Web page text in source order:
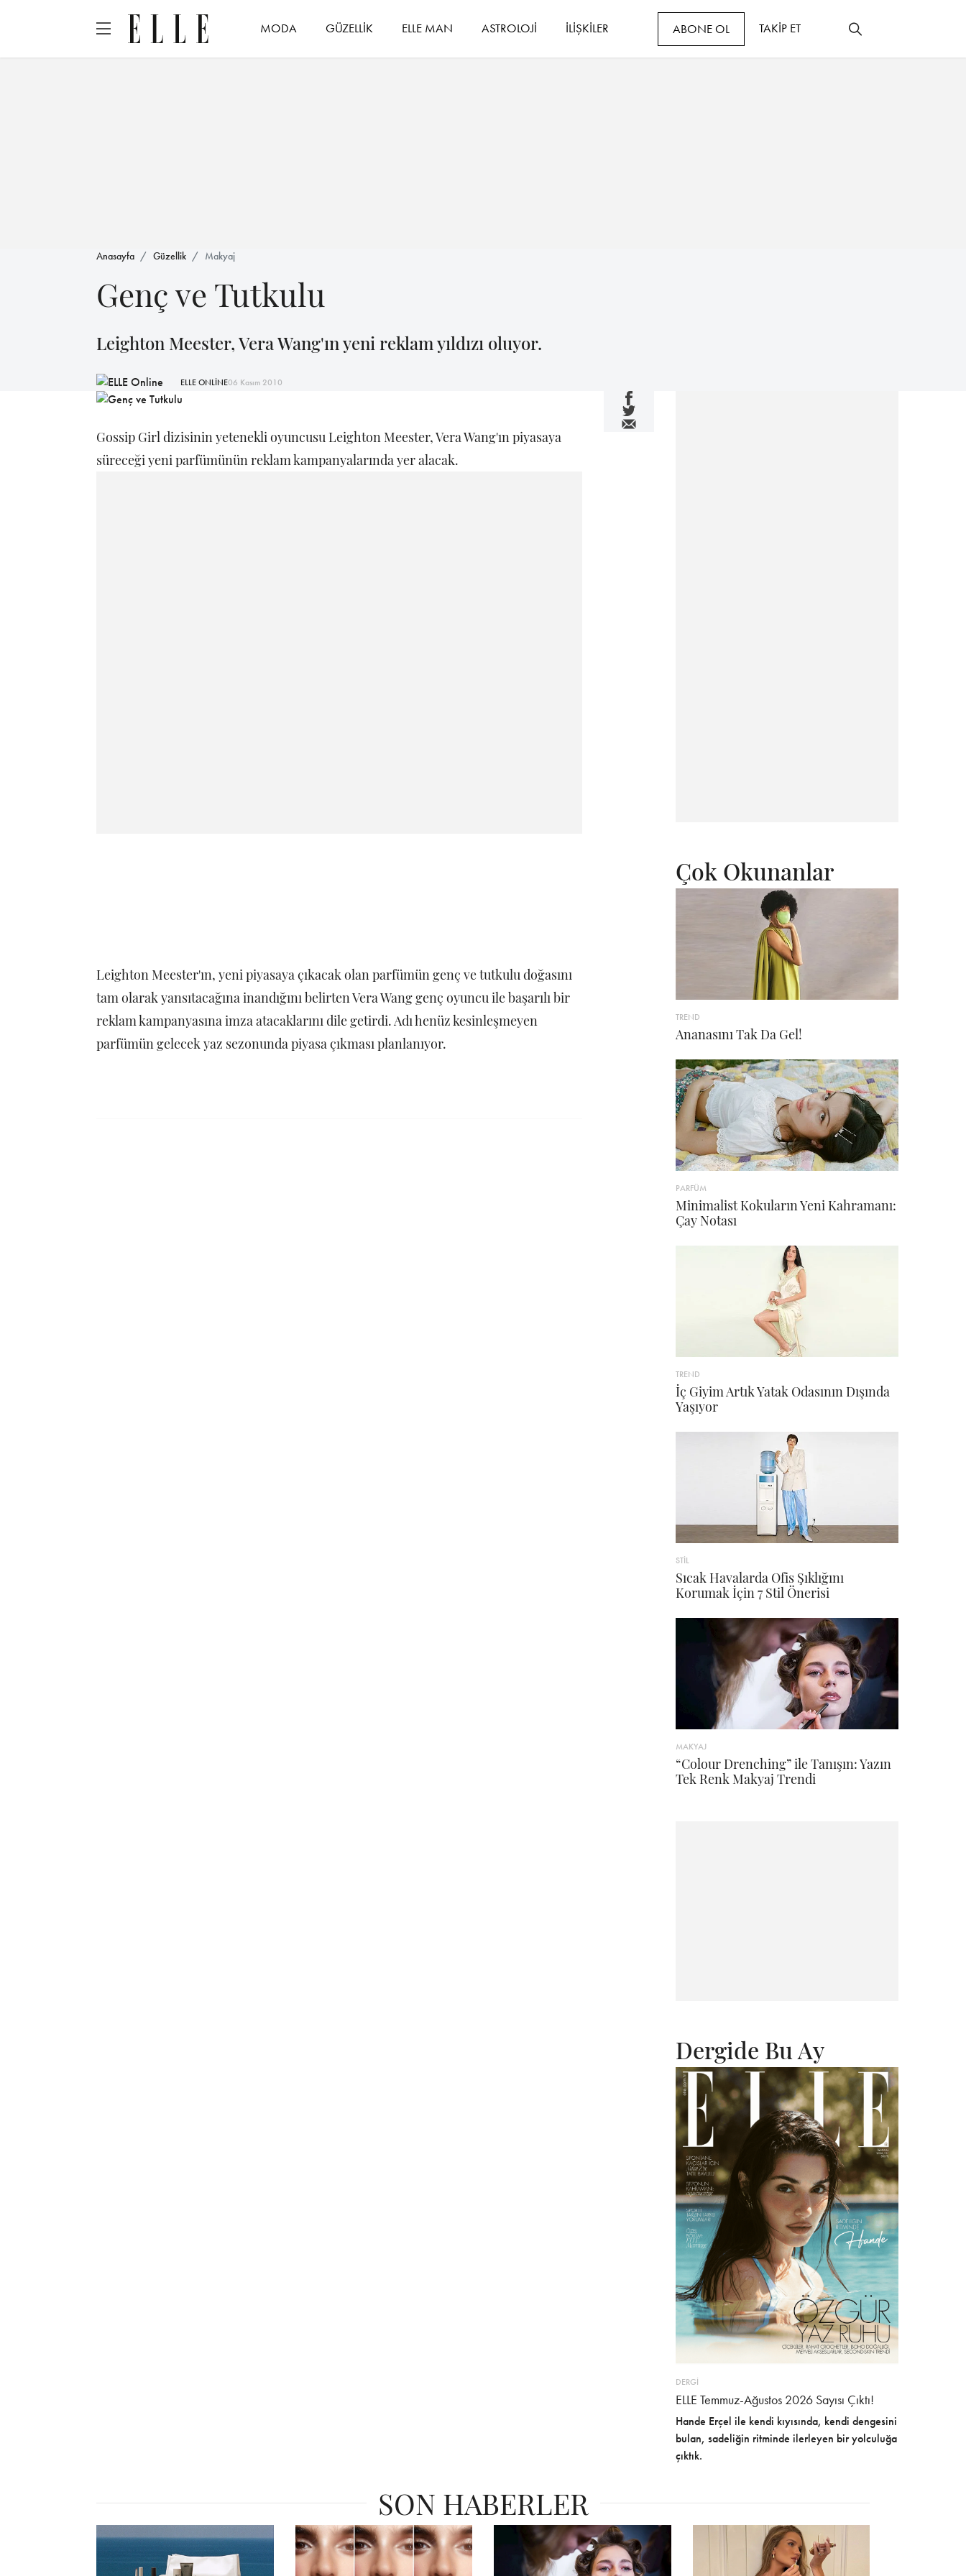
MODA GÜZELLİK ELLE MAN ASTROLOJİ İLİŞKİLER ABONE OL TAKİP ET
Anasayfa Güzellik Makyaj
Genç ve Tutkulu
Leighton Meester, Vera Wang'ın yeni reklam yıldızı oluyor.
ELLE ONLİNE06 Kasım 2010
Gossip Girl dizisinin yetenekli oyuncusu Leighton Meester, Vera Wang'ın piyasaya
süreceği yeni parfümünün reklam kampanyalarında yer alacak.
Leighton Meester'ın, yeni piyasaya çıkacak olan parfümün genç ve tutkulu doğasını
tam olarak yansıtacağına inandığını belirten Vera Wang genç oyuncu ile başarılı bir
reklam kampanyasına imza atacaklarını dile getirdi. Adı henüz kesinleşmeyen
parfümün gelecek yaz sezonunda piyasa çıkması planlanıyor.
Çok Okunanlar
TREND
Ananasını Tak Da Gel!
PARFÜM
Minimalist Kokuların Yeni Kahramanı:
Çay Notası
TREND
İç Giyim Artık Yatak Odasının Dışında
Yaşıyor
STİL
Sıcak Havalarda Ofis Şıklığını
Korumak İçin 7 Stil Önerisi
MAKYAJ
“Colour Drenching” ile Tanışın: Yazın
Tek Renk Makyaj Trendi
Dergide Bu Ay
DERGİ
ELLE Temmuz-Ağustos 2026 Sayısı Çıktı!
Hande Erçel ile kendi kıyısında, kendi dengesini
bulan, sadeliğin ritminde ilerleyen bir yolculuğa
çıktık.
SON HABERLER